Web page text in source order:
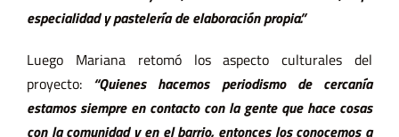
especialidad y pastelería de elaboración propia.”
Luego Mariana retomó los aspecto culturales del
proyecto: “Quienes hacemos periodismo de cercanía
estamos siempre en contacto con la gente que hace cosas
con la comunidad y en el barrio, entonces los conocemos a